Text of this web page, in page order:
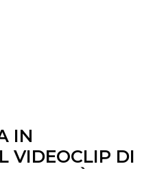
IN
VIDEOCLIP DI